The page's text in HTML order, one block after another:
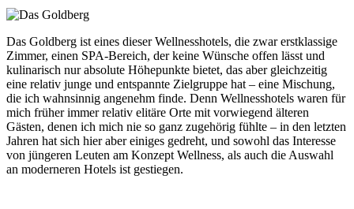
Das Goldberg ist eines dieser Wellnesshotels, die zwar erstklassige
Zimmer, einen SPA-Bereich, der keine Wünsche offen lässt und
kulinarisch nur absolute Höhepunkte bietet, das aber gleichzeitig
eine relativ junge und entspannte Zielgruppe hat – eine Mischung,
die ich wahnsinnig angenehm finde. Denn Wellnesshotels waren für
mich früher immer relativ elitäre Orte mit vorwiegend älteren
Gästen, denen ich mich nie so ganz zugehörig fühlte – in den letzten
Jahren hat sich hier aber einiges gedreht, und sowohl das Interesse
von jüngeren Leuten am Konzept Wellness, als auch die Auswahl
an moderneren Hotels ist gestiegen.